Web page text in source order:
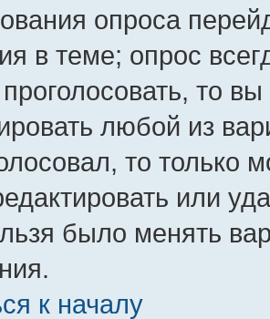
опроса
в теме; опрос
то
любой из
то только
или
было менять
к началу